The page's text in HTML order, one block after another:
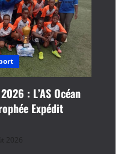
: L’AS Océan
Expédit
2026